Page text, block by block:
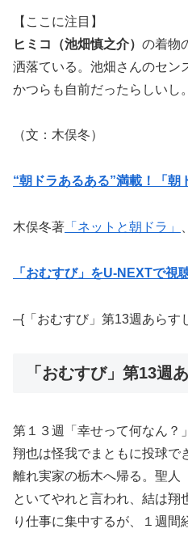
【ここに注目】
ヒミコ（池畑慎之介） の着物
洒落ている。池畑さんのセン
かつらも自前だったらしいし。
（文：木俣冬）
“朝ドラあるある”満載！「朝
木俣冬著 「ネットと朝ドラ」
「おむすび」をU-NEXTで視
–{「おむすび」第13週あらす
「おむすび」第13週
第１３週「幸せって何なん？
翔也は怪我でまともに投球で
離れ実家の栃木へ帰る。聖人
といてやれと言われ、結は翔
り仕事に集中するが、１週間